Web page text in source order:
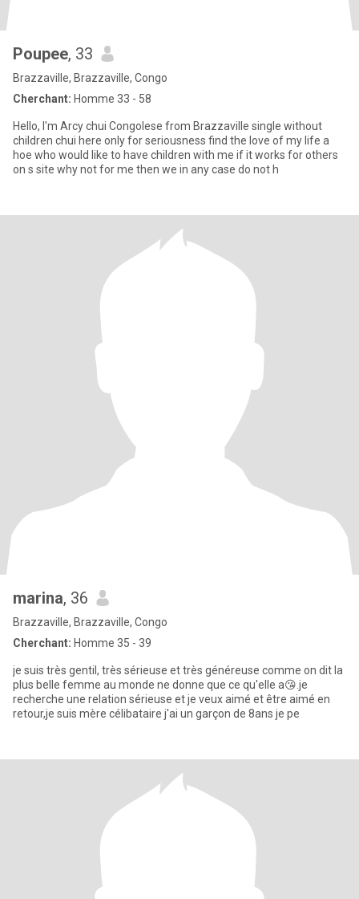
Poupee, 33
Brazzaville, Brazzaville, Congo
Cherchant: Homme 33 - 58
Hello, I'm Arcy chui Congolese from Brazzaville single without
children chui here only for seriousness find the love of my life a
hoe who would like to have children with me if it works for others
on s site why not for me then we in any case do not h
marina, 36
Brazzaville, Brazzaville, Congo
Cherchant: Homme 35 - 39
je suis très gentil, très sérieuse et très généreuse comme on dit la
plus belle femme au monde ne donne que ce qu'elle a😘.je
recherche une relation sérieuse et je veux aimé et être aimé en
retour,je suis mère célibataire j'ai un garçon de 8ans je pe